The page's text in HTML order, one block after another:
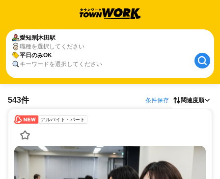
愛知県木田駅
職種を選択してください
平日のみOK
キーワードを選択してください
543件 条件保存 関連度順
アルバイト・パート